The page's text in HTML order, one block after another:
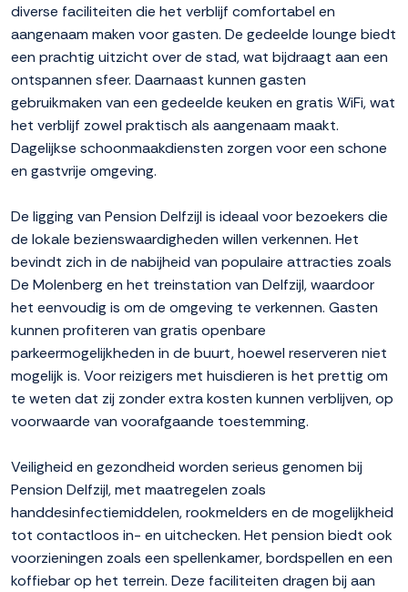
diverse faciliteiten die het verblijf comfortabel en
aangenaam maken voor gasten. De gedeelde lounge biedt
een prachtig uitzicht over de stad, wat bijdraagt aan een
ontspannen sfeer. Daarnaast kunnen gasten
gebruikmaken van een gedeelde keuken en gratis WiFi, wat
het verblijf zowel praktisch als aangenaam maakt.
Dagelijkse schoonmaakdiensten zorgen voor een schone
en gastvrije omgeving.
De ligging van Pension Delfzijl is ideaal voor bezoekers die
de lokale bezienswaardigheden willen verkennen. Het
bevindt zich in de nabijheid van populaire attracties zoals
De Molenberg en het treinstation van Delfzijl, waardoor
het eenvoudig is om de omgeving te verkennen. Gasten
kunnen profiteren van gratis openbare
parkeermogelijkheden in de buurt, hoewel reserveren niet
mogelijk is. Voor reizigers met huisdieren is het prettig om
te weten dat zij zonder extra kosten kunnen verblijven, op
voorwaarde van voorafgaande toestemming.
Veiligheid en gezondheid worden serieus genomen bij
Pension Delfzijl, met maatregelen zoals
handdesinfectiemiddelen, rookmelders en de mogelijkheid
tot contactloos in- en uitchecken. Het pension biedt ook
voorzieningen zoals een spellenkamer, bordspellen en een
koffiebar op het terrein. Deze faciliteiten dragen bij aan